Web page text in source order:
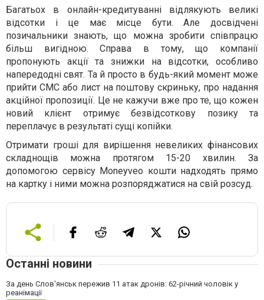
Багатьох в онлайн-кредитуванні відлякують великі
відсотки і це має місце бути. Але досвідчені
позичальники знають, що можна зробити співпрацю
більш вигідною. Справа в тому, що компанії
пропонують акції та знижки на відсотки, особливо
напередодні свят. Та й просто в будь-який момент може
прийти СМС або лист на поштову скриньку, про надання
акційної пропозиції. Це не кажучи вже про те, що кожен
новий клієнт отримує безвідсоткову позику та
переплачує в результаті сущі копійки.
Отримати гроші для вирішення невеликих фінансових
складнощів можна протягом 15-20 хвилин. За
допомогою сервісу Moneyveo кошти надходять прямо
на картку і ними можна розпоряджатися на свій розсуд.
Останні новини
За день Слов'янськ пережив 11 атак дронів: 62-річний чоловік у
реанімації